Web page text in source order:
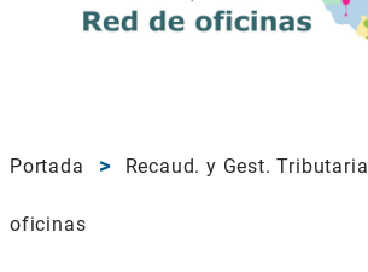
Portada Recaud. y Gest. Tributaria
oficinas